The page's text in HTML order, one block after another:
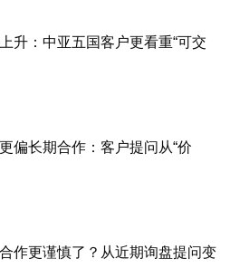
升：中亚五国客户更看重“可交
偏长期合作：客户提问从“价
作更谨慎了？从近期询盘提问变